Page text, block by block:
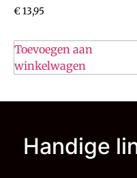
€13,95
Toevoegen aan
winkelwagen
Handige